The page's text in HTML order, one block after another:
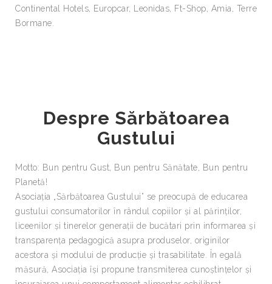
Continental Hotels, Europcar, Leonidas, Ft-Shop, Amia, Terre
Bormane.
Despre Sărbătoarea
Gustului
Motto: Bun pentru Gust, Bun pentru Sănătate, Bun pentru
Planetă!
Asociația „Sărbătoarea Gustului” se preocupă de educarea
gustului consumatorilor în rândul copiilor şi al părinților,
liceenilor și tinerelor generații de bucătari prin informarea și
transparența pedagogică asupra produselor, originilor
acestora și modului de producție și trasabilitate. În egală
măsură, Asociația își propune transmiterea cunoștințelor și